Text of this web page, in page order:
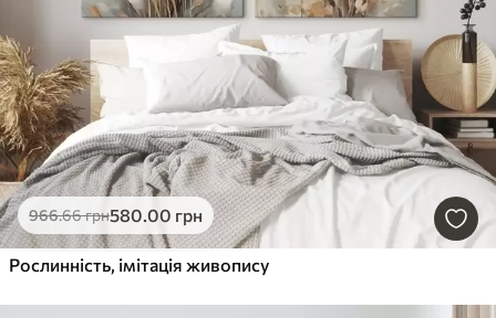
966.66грн580.00 грн
Рослинність, імітація живопису